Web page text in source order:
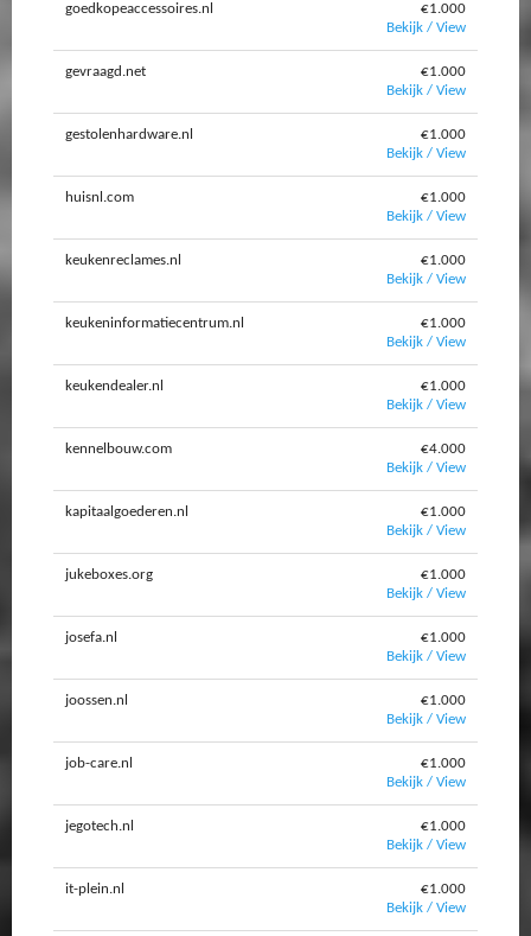
goedkopeaccessoires.nl
€1.000
Bekijk / View
gevraagd.net
€1.000
Bekijk / View
gestolenhardware.nl
€1.000
Bekijk / View
huisnl.com
€1.000
Bekijk / View
keukenreclames.nl
€1.000
Bekijk / View
keukeninformatiecentrum.nl
€1.000
Bekijk / View
keukendealer.nl
€1.000
Bekijk / View
kennelbouw.com
€4.000
Bekijk / View
kapitaalgoederen.nl
€1.000
Bekijk / View
jukeboxes.org
€1.000
Bekijk / View
josefa.nl
€1.000
Bekijk / View
joossen.nl
€1.000
Bekijk / View
job-care.nl
€1.000
Bekijk / View
jegotech.nl
€1.000
Bekijk / View
it-plein.nl
€1.000
Bekijk / View